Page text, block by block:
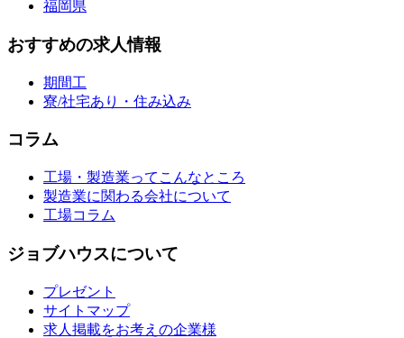
福岡県
おすすめの求人情報
期間工
寮/社宅あり・住み込み
コラム
工場・製造業ってこんなところ
製造業に関わる会社について
工場コラム
ジョブハウスについて
プレゼント
サイトマップ
求人掲載をお考えの企業様